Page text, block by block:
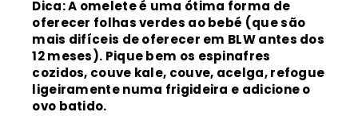
Dica: A omelete é uma ótima forma de
oferecer folhas verdes ao bebé (que são
mais difíceis de oferecer em BLW antes dos
12 meses). Pique bem os espinafres
cozidos, couve kale, couve, acelga, refogue
ligeiramente numa frigideira e adicione o
ovo batido.